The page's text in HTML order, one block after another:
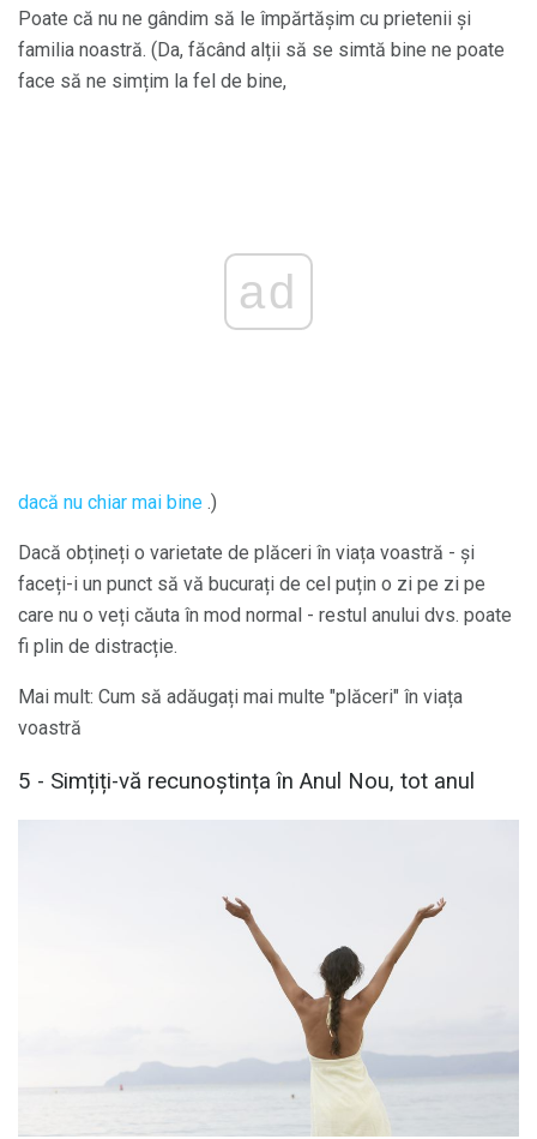
Poate că nu ne gândim să le împărtășim cu prietenii și
familia noastră. (Da, făcând alții să se simtă bine ne poate
face să ne simțim la fel de bine,
ad
dacă nu chiar mai bine .)
Dacă obțineți o varietate de plăceri în viața voastră - și
faceți-i un punct să vă bucurați de cel puțin o zi pe zi pe
care nu o veți căuta în mod normal - restul anului dvs. poate
fi plin de distracție.
Mai mult: Cum să adăugați mai multe "plăceri" în viața
voastră
5 - Simțiți-vă recunoștința în Anul Nou, tot anul